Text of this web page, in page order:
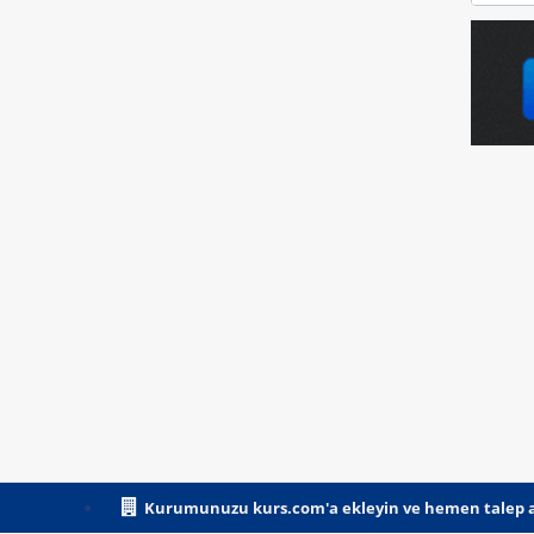
Kurumunuzu kurs.com'a ekleyin ve hemen talep